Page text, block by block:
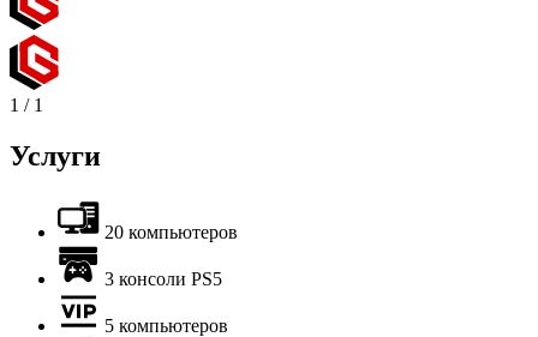
1 / 1
Услуги
20 компьютеров
3 консоли PS5
5 компьютеров